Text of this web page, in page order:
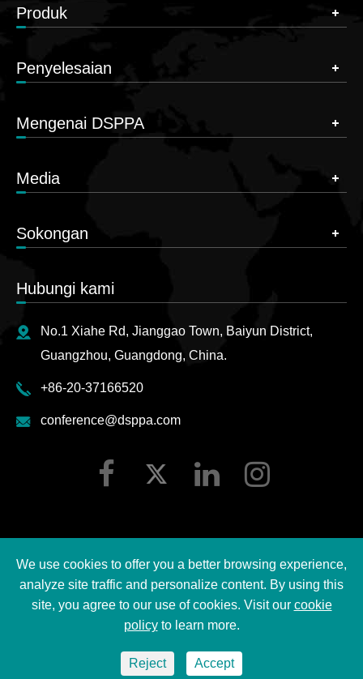
Produk
Penyelesaian
Mengenai DSPPA
Media
Sokongan
Hubungi kami
No.1 Xiahe Rd, Jianggao Town, Baiyun District,
Guangzhou, Guangdong, China.
+86-20-37166520
conference@dsppa.com
Hak cipta ©
2026 Guangzhou DSPPA Audio Co., Ltd.
Semua hak cipta terpelihara.
Sitemap
| Dasar privasi DSPPA
We use cookies to offer you a better browsing experience,
analyze site traffic and personalize content. By using this
site, you agree to our use of cookies. Visit our cookie
policyto learn more.
Reject Accept